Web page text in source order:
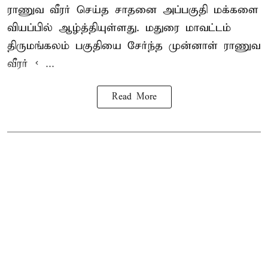
ராணுவ வீரர் செய்த சாதனை அப்பகுதி மக்களை
வியப்பில் ஆழ்த்தியுள்ளது. மதுரை மாவட்டம்
திருமங்கலம் பகுதியை சேர்ந்த முன்னாள் ராணுவ
வீரர் < ...
Read More